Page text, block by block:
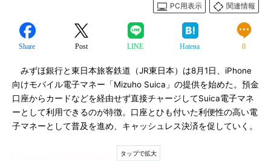
PC用表示
関連情報
Share Post LINE Hatena 0
みずほ銀行と東日本旅客鉄道（JR東日本）は8月1日、iPhone
向けモバイル電子マネー「Mizuho Suica」の提供を始めた。預金
口座からカードなどを経由せず直接チャージしてSuica電子マネ
ーとして利用できるのが特徴。口座とひも付いた利便性の高い電
子マネーとして普及を進め、キャッシュレス決済を促していく。